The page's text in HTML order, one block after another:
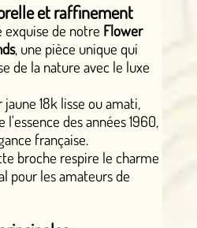
et raffinement
exquise de notre Flower
, une pièce unique qui
de la nature avec le luxe
18k lisse ou amati,
des années 1960,
française.
broche respire le charme
pour les amateurs de